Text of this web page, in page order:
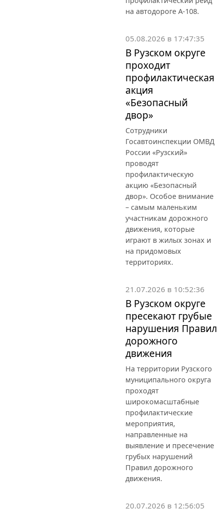
на автодороге А-108.
05.08.2026 в 17:47:35
В Рузском округе
проходит
профилактическая
акция
«Безопасный
двор»
Сотрудники
Госавтоинспекции ОМВД
России «Рузский»
проводят
профилактическую
акцию «Безопасный
двор». Особое внимание
– самым маленьким
участникам дорожного
движения, которые
играют в жилых зонах и
на придомовых
территориях.
21.07.2026 в 10:52:36
В Рузском округе
пресекают грубые
нарушения Правил
дорожного
движения
На территории Рузского
муниципального округа
проходят
широкомасштабные
профилактические
мероприятия,
направленные на
выявление и пресечение
грубых нарушений
Правил дорожного
движения.
20.07.2026 в 12:56:05